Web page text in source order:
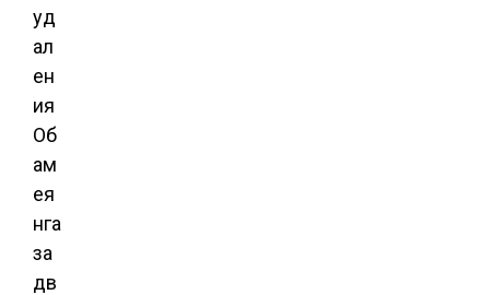
уд
ал
ен
ия
Об
ам
ея
нга
за
дв